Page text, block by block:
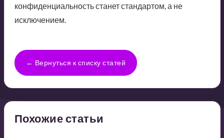
конфиденциальность станет стандартом, а не
исключением.
← Вернуться к списку статей
Похожие статьи